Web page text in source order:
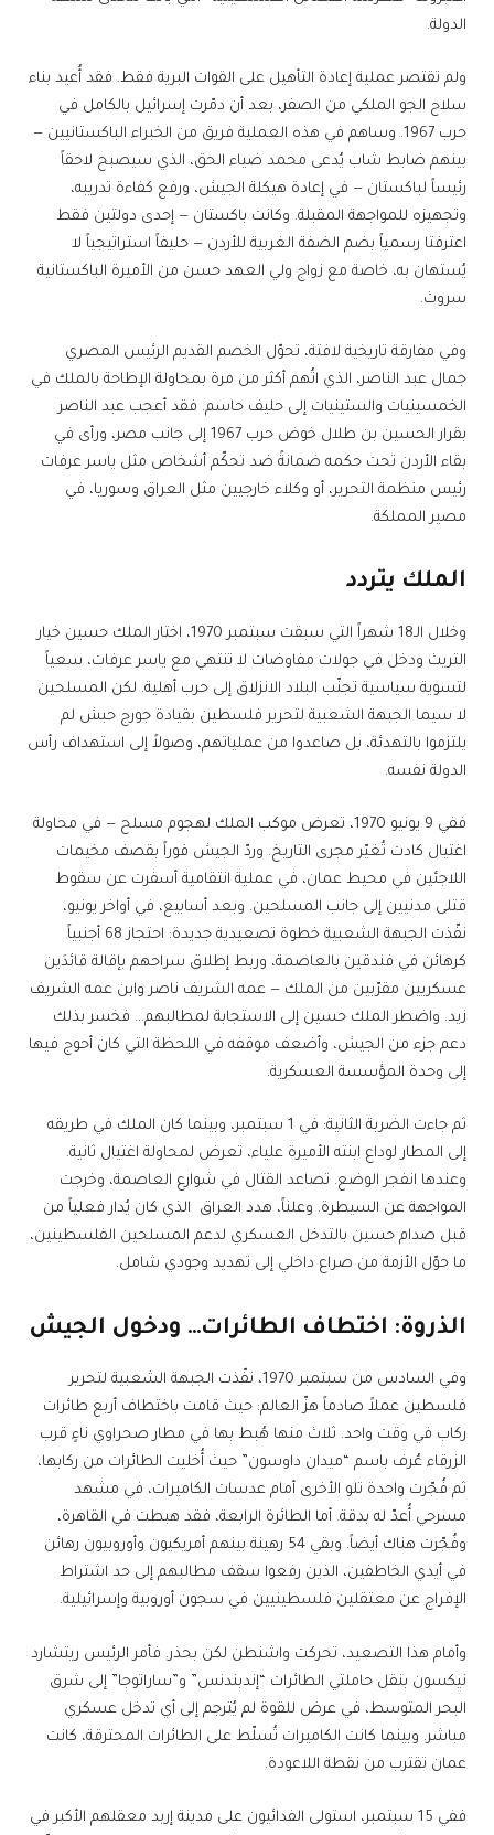
الدولة.
ولم تقتصر عملية إعادة التأهيل على القوات البرية فقط. فقد أُعيد بناء
سلاح الجو الملكي من الصفر، بعد أن دمّرت إسرائيل بالكامل في
حرب 1967. وساهم في هذه العملية فريق من الخبراء الباكستانيين —
بينهم ضابط شاب يُدعى محمد ضياء الحق، الذي سيصبح لاحقاً
رئيساً لباكستان — في إعادة هيكلة الجيش، ورفع كفاءة تدريبه،
وتجهيزه للمواجهة المقبلة. وكانت باكستان — إحدى دولتين فقط
اعترفتا رسمياً بضم الضفة الغربية للأردن — حليفاً استراتيجياً لا
يُستهان به، خاصة مع زواج ولي العهد حسن من الأميرة الباكستانية
سروث.
وفي مفارقة تاريخية لافتة، تحوّل الخصم القديم الرئيس المصري
جمال عبد الناصر، الذي اتُهم أكثر من مرة بمحاولة الإطاحة بالملك في
الخمسينيات والستينيات إلى حليف حاسم. فقد أعجب عبد الناصر
بقرار الحسين بن طلال خوض حرب 1967 إلى جانب مصر، ورأى في
بقاء الأردن تحت حكمه ضمانةً ضد تحكّم أشخاص مثل ياسر عرفات
رئيس منظمة التحرير، أو وكلاء خارجيين مثل العراق وسوريا، في
مصير المملكة.
الملك يتردد
وخلال الـ18 شهراً التي سبقت سبتمبر 1970، اختار الملك حسين خيار
التريث ودخل في جولات مفاوضات لا تنتهي مع ياسر عرفات، سعياً
لتسوية سياسية تجنّب البلاد الانزلاق إلى حرب أهلية. لكن المسلحين
لا سيما الجبهة الشعبية لتحرير فلسطين بقيادة جورج حبش لم
يلتزموا بالتهدئة، بل صاعدوا من عملياتهم، وصولاً إلى استهداف رأس
الدولة نفسه.
ففي 9 يونيو 1970، تعرض موكب الملك لهجوم مسلح — في محاولة
اغتيال كادت تُغيّر مجرى التاريخ. وردّ الجيش فوراً بقصف مخيمات
اللاجئين في محيط عمان، في عملية انتقامية أسفرت عن سقوط
قتلى مدنيين إلى جانب المسلحين. وبعد أسابيع، في أواخر يونيو،
نفّذت الجبهة الشعبية خطوة تصعيدية جديدة: احتجاز 68 أجنبياً
كرهائن في فندقين بالعاصمة، وربط إطلاق سراحهم بإقالة قائدَين
عسكريين مقرّبين من الملك — عمه الشريف ناصر وابن عمه الشريف
زيد. واضطر الملك حسين إلى الاستجابة لمطالبهم… فخسر بذلك
دعم جزء من الجيش، وأضعف موقفه في اللحظة التي كان أحوج فيها
إلى وحدة المؤسسة العسكرية.
ثم جاءت الضربة الثانية: في 1 سبتمبر، وبينما كان الملك في طريقه
إلى المطار لوداع ابنته الأميرة علياء، تعرض لمحاولة اغتيال ثانية.
وعندها انفجر الوضع. تصاعد القتال في شوارع العاصمة، وخرجت
المواجهة عن السيطرة. وعلناً، هدد العراق الذي كان يُدار فعلياً من
قبل صدام حسين بالتدخل العسكري لدعم المسلحين الفلسطينين،
ما حوّل الأزمة من صراع داخلي إلى تهديد وجودي شامل.
الذروة: اختطاف الطائرات… ودخول الجيش
وفي السادس من سبتمبر 1970، نفّذت الجبهة الشعبية لتحرير
فلسطين عملاً صادماً هزّ العالم: حيث قامت باختطاف أربع طائرات
ركاب في وقت واحد. ثلاث منها هُبط بها في مطار صحراوي ناءٍ قرب
الزرقاء عُرف باسم “ميدان داوسون” حيث أُخليت الطائرات من ركابها،
ثم فُجّرت واحدة تلو الأخرى أمام عدسات الكاميرات، في مشهد
مسرحي أُعدّ له بدقة. أما الطائرة الرابعة، فقد هبطت في القاهرة،
وفُجّرت هناك أيضاً. وبقي 54 رهينة بينهم أمريكيون وأوروبيون رهائن
في أيدي الخاطفين، الذين رفعوا سقف مطالبهم إلى حد اشتراط
الإفراج عن معتقلين فلسطينيين في سجون أوروبية وإسرائيلية.
وأمام هذا التصعيد، تحركت واشنطن لكن بحذر. فأمر الرئيس ريتشارد
نيكسون بنقل حاملتي الطائرات “إندبندنس” و”ساراتوجا” إلى شرق
البحر المتوسط، في عرض للقوة لم يُترجم إلى أي تدخل عسكري
مباشر. وبينما كانت الكاميرات تُسلّط على الطائرات المحترقة، كانت
عمان تقترب من نقطة اللاعودة.
ففي 15 سبتمبر، استولى الفدائيون على مدينة إربد معقلهم الأكبر في